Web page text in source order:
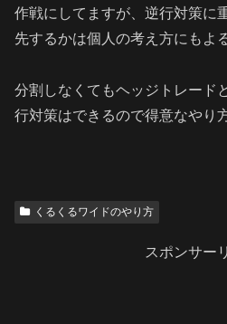
作戦にしてますが、逆行対策に
先するかは個人の考え方にもよ
分割しなくてもヘッジトレード
行対策はできるので得意なやり
くるくるワイドのやり方
スポンサー